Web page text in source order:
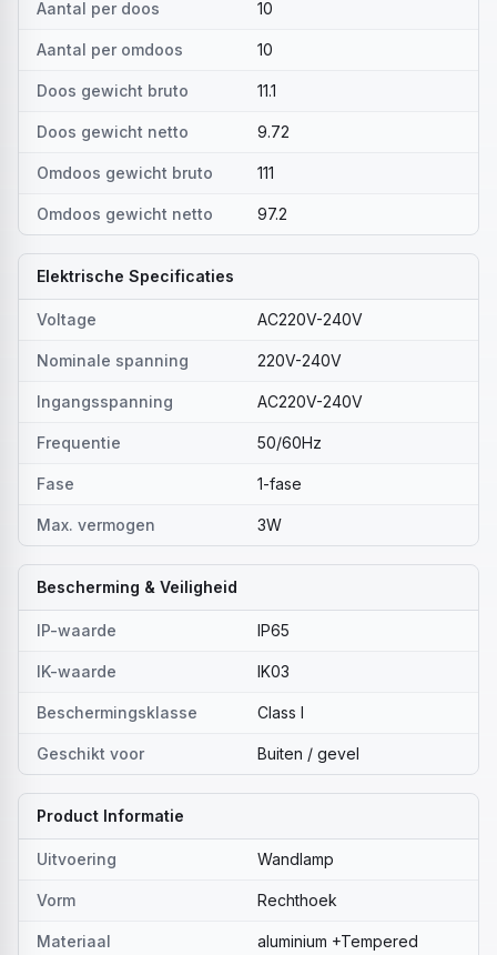
Aantal per doos 10
Aantal per omdoos 10
Doos gewicht bruto 11.1
Doos gewicht netto 9.72
Omdoos gewicht bruto 111
Omdoos gewicht netto 97.2
Elektrische Specificaties
Voltage AC220V-240V
Nominale spanning 220V-240V
Ingangsspanning AC220V-240V
Frequentie 50/60Hz
Fase 1-fase
Max. vermogen 3W
Bescherming & Veiligheid
IP-waarde IP65
IK-waarde IK03
Beschermingsklasse Class I
Geschikt voor Buiten / gevel
Product Informatie
Uitvoering Wandlamp
Vorm Rechthoek
Materiaal
aluminium +Tempered